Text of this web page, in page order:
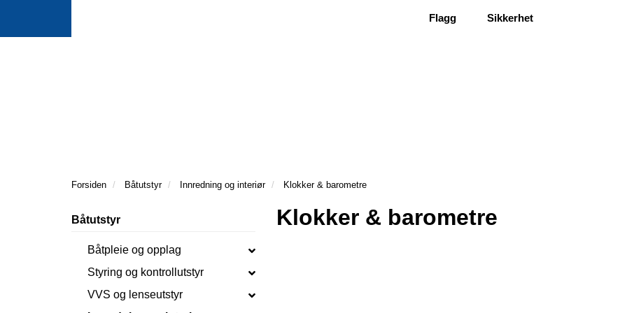
Flagg Sikkerhet
Forsiden Båtutstyr Innredning og interiør Klokker & barometre
Båtutstyr
Båtpleie og opplag
Styring og kontrollutstyr
VVS og lenseutstyr
Klokker & barometre